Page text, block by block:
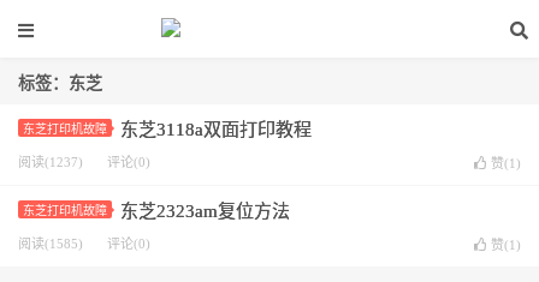
标签：东芝
东芝打印机故障 东芝3118a双面打印教程
阅读(1237) 评论(0) 赞(1 )
东芝打印机故障 东芝2323am复位方法
阅读(1585) 评论(0) 赞(1 )